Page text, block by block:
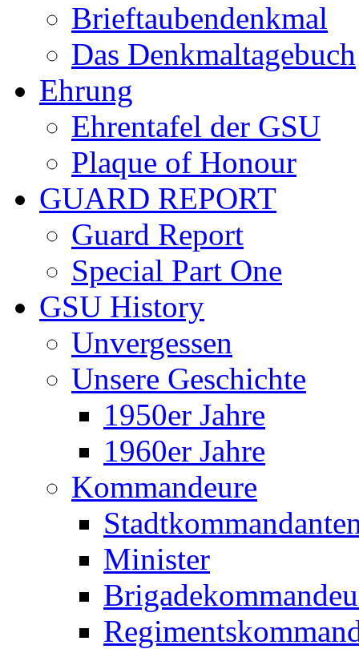
Brieftaubendenkmal
Das Denkmaltagebuch
Ehrung
Ehrentafel der GSU
Plaque of Honour
GUARD REPORT
Guard Report
Special Part One
GSU History
Unvergessen
Unsere Geschichte
1950er Jahre
1960er Jahre
Kommandeure
Minister